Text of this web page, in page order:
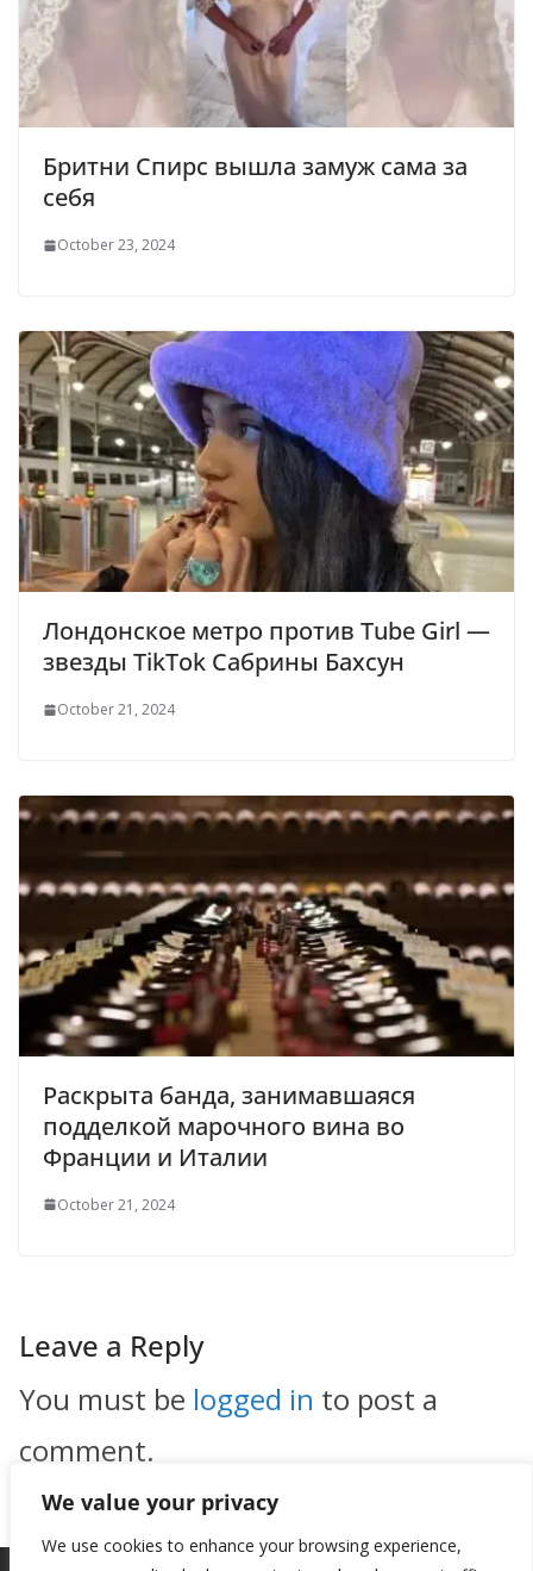
We value your privacy
We use cookies to enhance your browsing experience,
Бритни Спирс вышла замуж сама за
себя
October 23, 2024
Лондонское метро против Tube Girl —
звезды TikTok Сабрины Бахсун
October 21, 2024
Раскрыта банда, занимавшаяся
подделкой марочного вина во
Франции и Италии
October 21, 2024
Leave a Reply
You must be logged in to post a
comment.